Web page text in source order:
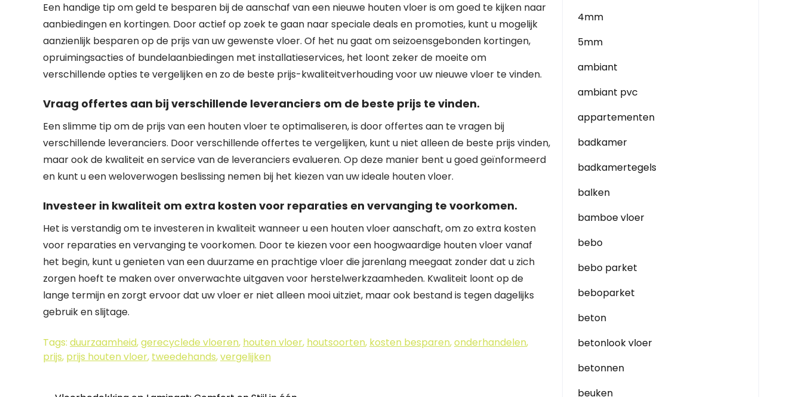
Een handige tip om geld te besparen bij de aanschaf van een nieuwe houten vloer is om goed te kijken naar
aanbiedingen en kortingen. Door actief op zoek te gaan naar speciale deals en promoties, kunt u mogelijk
aanzienlijk besparen op de prijs van uw gewenste vloer. Of het nu gaat om seizoensgebonden kortingen,
opruimingsacties of bundelaanbiedingen met installatieservices, het loont zeker de moeite om
verschillende opties te vergelijken en zo de beste prijs-kwaliteitverhouding voor uw nieuwe vloer te vinden.
Vraag offertes aan bij verschillende leveranciers om de beste prijs te vinden.
Een slimme tip om de prijs van een houten vloer te optimaliseren, is door offertes aan te vragen bij
verschillende leveranciers. Door verschillende offertes te vergelijken, kunt u niet alleen de beste prijs vinden,
maar ook de kwaliteit en service van de leveranciers evalueren. Op deze manier bent u goed geïnformeerd
en kunt u een weloverwogen beslissing nemen bij het kiezen van uw ideale houten vloer.
Investeer in kwaliteit om extra kosten voor reparaties en vervanging te voorkomen.
Het is verstandig om te investeren in kwaliteit wanneer u een houten vloer aanschaft, om zo extra kosten
voor reparaties en vervanging te voorkomen. Door te kiezen voor een hoogwaardige houten vloer vanaf
het begin, kunt u genieten van een duurzame en prachtige vloer die jarenlang meegaat zonder dat u zich
zorgen hoeft te maken over onverwachte uitgaven voor herstelwerkzaamheden. Kwaliteit loont op de
lange termijn en zorgt ervoor dat uw vloer er niet alleen mooi uitziet, maar ook bestand is tegen dagelijks
gebruik en slijtage.
Tags: duurzaamheid,gerecyclede vloeren, houten vloer, houtsoorten, kosten besparen,onderhandelen,
prijs, prijs houten vloer, tweedehands,vergelijken
4mm
5mm
ambiant
ambiant pvc
appartementen
badkamer
badkamertegels
balken
bamboe vloer
bebo
bebo parket
beboparket
beton
betonlook vloer
betonnen
beuken